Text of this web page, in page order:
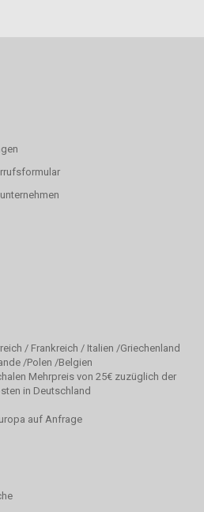
/ Frankreich / Italien /Griechenland
/Polen /Belgien
Mehrpreis von 25€ zuzüglich der
in Deutschland
auf Anfrage